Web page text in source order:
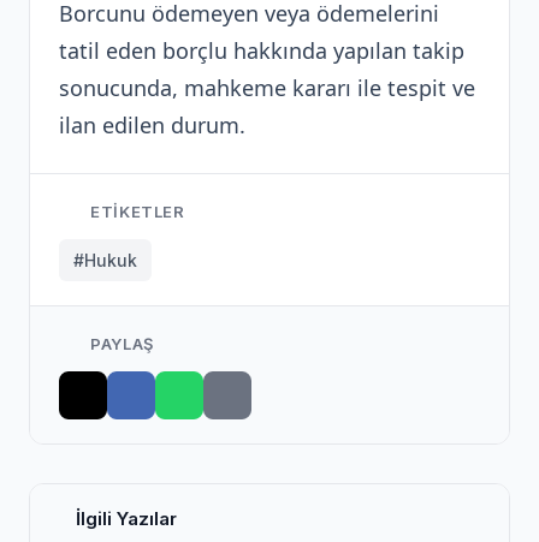
Borcunu ödemeyen veya ödemelerini
tatil eden borçlu hakkında yapılan takip
sonucunda, mahkeme kararı ile tespit ve
ilan edilen durum.
ETIKETLER
#Hukuk
PAYLAŞ
İlgili Yazılar